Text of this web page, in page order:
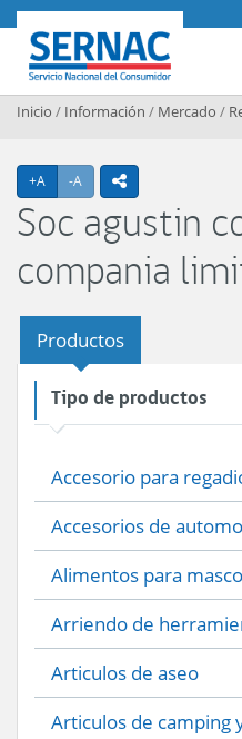
Contenido principal
SERNAC
Inicio / Información / Mercado /
+A Agrandar texto
-A Achicar textoicono
Soc agustin
compania
Productos
Tipo de productos
Accesorio para
Accesorios de
Alimentos para
Arriendo de
Articulos de aseo
Articulos de camping